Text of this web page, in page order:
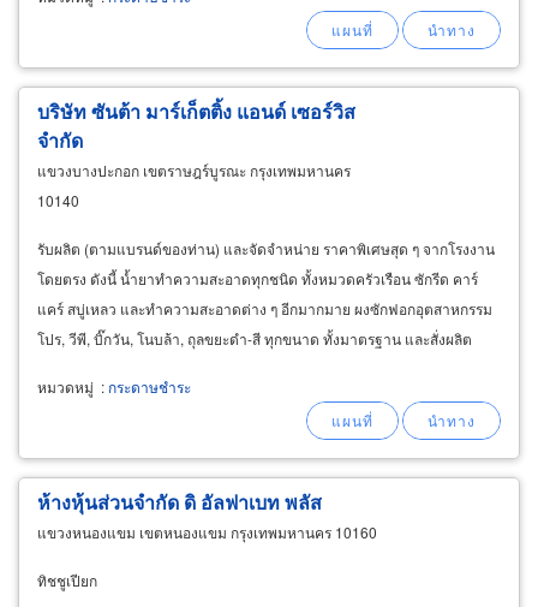
บริษัท ซันต้า มาร์เก็ตติ้ง แอนด์ เซอร์วิส
จำกัด
แขวงบางปะกอก เขตราษฎร์บูรณะ กรุงเทพมหานคร
10140
รับผลิต (ตามแบรนด์ของท่าน) และจัดจำหน่าย ราคาพิเศษสุด ๆ จากโรงงาน
โดยตรง ดังนี้ น้ำยาทำความสะอาดทุกชนิด ทั้งหมวดครัวเรือน ซักรีด คาร์
แคร์ สบู่เหลว และทำความสะอาดต่าง ๆ อีกมากมาย ผงซักฟอกอุตสาหกรรม
โปร, วีพี, บิ๊กวัน, โนบล้า, ถุลขยะดำ-สี ทุกขนาด ทั้งมาตรฐาน และสั่งผลิต
หมวดหมู่ : กระดาษชำระ
ห้างหุ้นส่วนจำกัด ดิ อัลฟาเบท พลัส
แขวงหนองแขม เขตหนองแขม กรุงเทพมหานคร 10160
ทิชชูเปียก